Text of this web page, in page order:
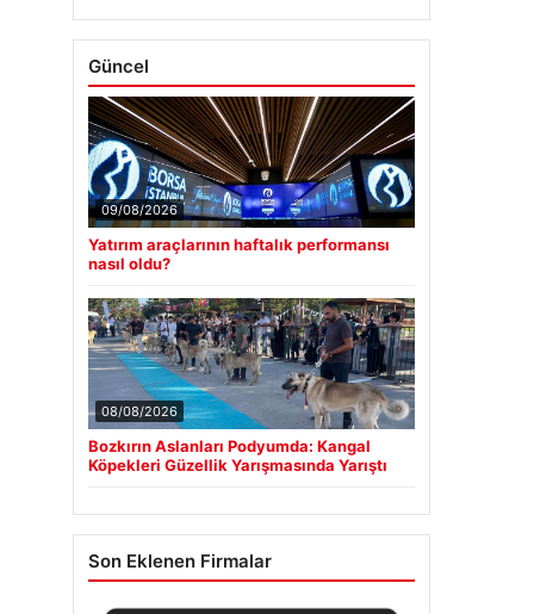
Güncel
09/08/2026
Yatırım araçlarının haftalık performansı
nasıl oldu?
08/08/2026
Bozkırın Aslanları Podyumda: Kangal
Köpekleri Güzellik Yarışmasında Yarıştı
Son Eklenen Firmalar